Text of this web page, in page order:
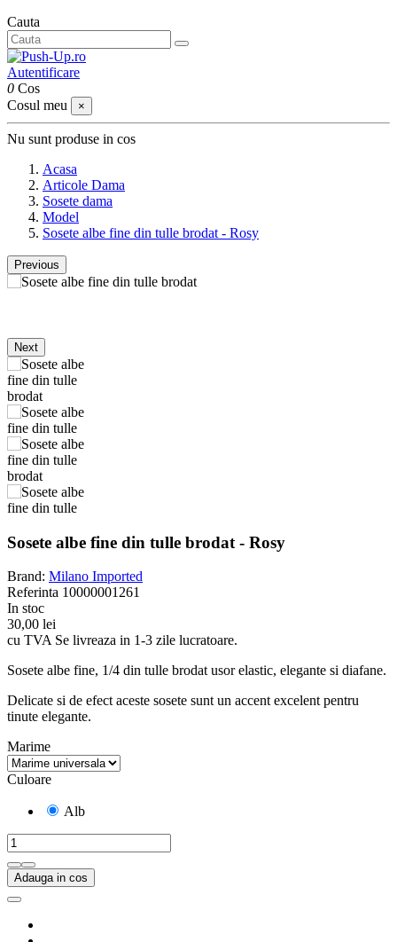
Cauta
Autentificare
0 Cos
Cosul meu
×
Nu sunt produse in cos
Acasa
Articole Dama
Sosete dama
Model
Sosete albe fine din tulle brodat - Rosy
Previous
Next
Sosete albe fine din tulle brodat - Rosy
Brand: Milano Imported
Referinta 10000001261
In stoc
30,00 lei
cu TVA Se livreaza in 1-3 zile lucratoare.
Sosete albe fine, 1/4 din tulle brodat usor elastic, elegante si diafane.
Delicate si de efect aceste sosete sunt un accent excelent pentru
tinute elegante.
Marime
Culoare
Alb
Adauga in cos